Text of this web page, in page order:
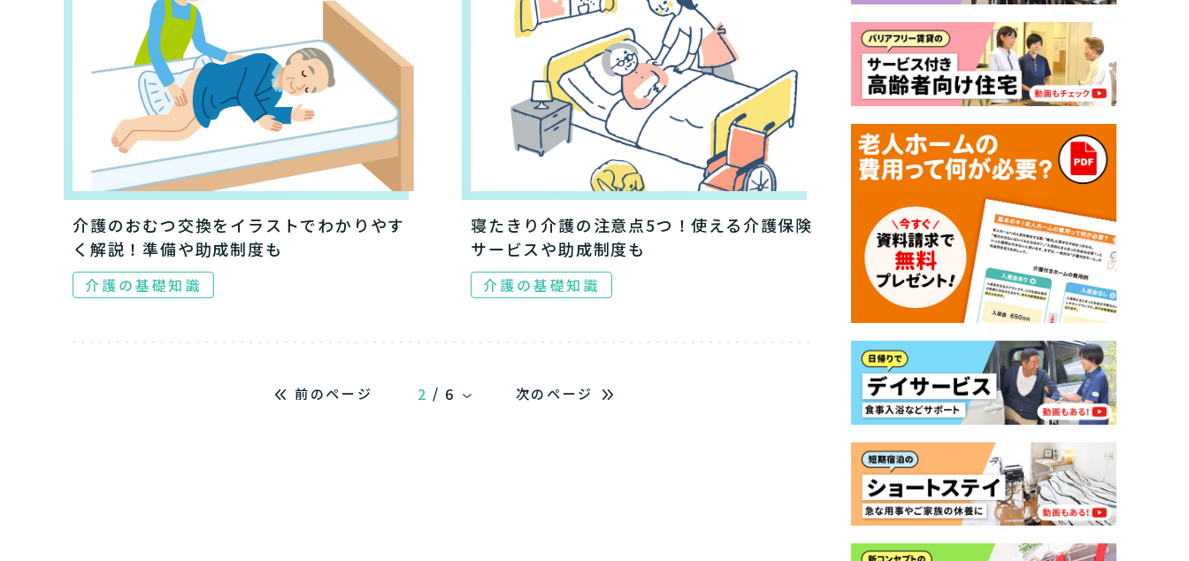
介護のおむつ交換をイラストでわかりやす
く解説！準備や助成制度も
介護の基礎知識
寝たきり介護の注意点5つ！使える介護保険
サービスや助成制度も
介護の基礎知識
前のページ 2 / 6 次のページ
「どのサービスを使ったらいいのかわからない!」という方は、
まずはどんなサービスがあなたに適しているのか簡単にチェックしてみましょう!
最大4つの質問に答えていただくだけで、おすすめの介護保険サービスを紹介します。
診断スタート
いいえ or
非該当(自立)と判定された
自宅で生活しながら 使いたい 施設へ移り住みたい
必要ない
通いたい 来てもらいたい
いいえ
日帰りで使いたい 一時的に宿泊したい
要支援１～２
要介護１～２
要介護３～５